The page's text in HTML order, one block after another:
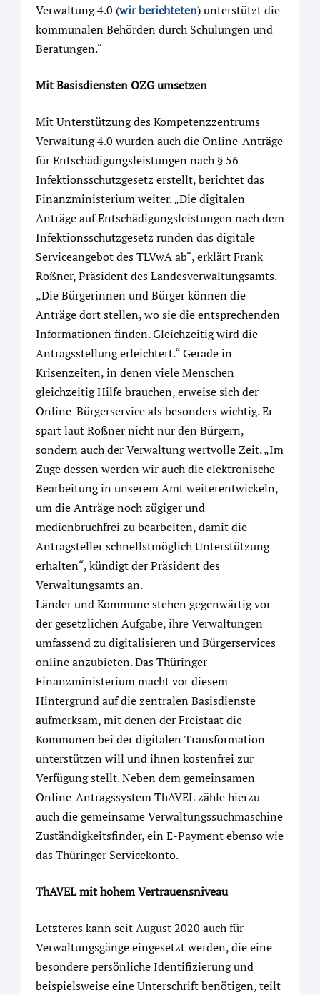
Verwaltung 4.0 (wir berichteten) unterstützt die
kommunalen Behörden durch Schulungen und
Beratungen.“
Mit Basisdiensten OZG umsetzen
Mit Unterstützung des Kompetenzzentrums
Verwaltung 4.0 wurden auch die Online-Anträge
für Entschädigungsleistungen nach § 56
Infektionsschutzgesetz erstellt, berichtet das
Finanzministerium weiter. „Die digitalen
Anträge auf Entschädigungsleistungen nach dem
Infektionsschutzgesetz runden das digitale
Serviceangebot des TLVwA ab“, erklärt Frank
Roßner, Präsident des Landesverwaltungsamts.
„Die Bürgerinnen und Bürger können die
Anträge dort stellen, wo sie die entsprechenden
Informationen finden. Gleichzeitig wird die
Antragsstellung erleichtert.“ Gerade in
Krisenzeiten, in denen viele Menschen
gleichzeitig Hilfe brauchen, erweise sich der
Online-Bürgerservice als besonders wichtig. Er
spart laut Roßner nicht nur den Bürgern,
sondern auch der Verwaltung wertvolle Zeit. „Im
Zuge dessen werden wir auch die elektronische
Bearbeitung in unserem Amt weiterentwickeln,
um die Anträge noch zügiger und
medienbruchfrei zu bearbeiten, damit die
Antragsteller schnellstmöglich Unterstützung
erhalten“, kündigt der Präsident des
Verwaltungsamts an.
Länder und Kommune stehen gegenwärtig vor
der gesetzlichen Aufgabe, ihre Verwaltungen
umfassend zu digitalisieren und Bürgerservices
online anzubieten. Das Thüringer
Finanzministerium macht vor diesem
Hintergrund auf die zentralen Basisdienste
aufmerksam, mit denen der Freistaat die
Kommunen bei der digitalen Transformation
unterstützen will und ihnen kostenfrei zur
Verfügung stellt. Neben dem gemeinsamen
Online-Antragssystem ThAVEL zähle hierzu
auch die gemeinsame Verwaltungssuchmaschine
Zuständigkeitsfinder, ein E-Payment ebenso wie
das Thüringer Servicekonto.
ThAVEL mit hohem Vertrauensniveau
Letzteres kann seit August 2020 auch für
Verwaltungsgänge eingesetzt werden, die eine
besondere persönliche Identifizierung und
beispielsweise eine Unterschrift benötigen, teilt